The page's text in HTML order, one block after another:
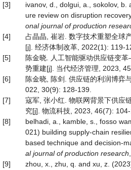
[3]
ivanov, d., dolgui, a., sokolov,
ure review on disruption
onal journal of production
[4]
占晶晶, 崔岩. 数字技术重塑全球
[j]. 经济体制改革, 2022(1): 119-
[5]
陈金晓. 人工智能驱动供应链变
势重建[j]. 当代经济管理, 2023,
[6]
陈金晓, 陈剑. 供应链的利润博弈
022, 30(9): 128-139.
[7]
寇军, 张小红. 物联网背景下供应
究[j]. 物流科技, 2023, 46(7): 104-
[8]
belhadi, a., kamble, s., fosso
021) building supply-chain
based technique and decision-
al journal of production research
[9]
zhou, x., zhu, q. and xu, z.